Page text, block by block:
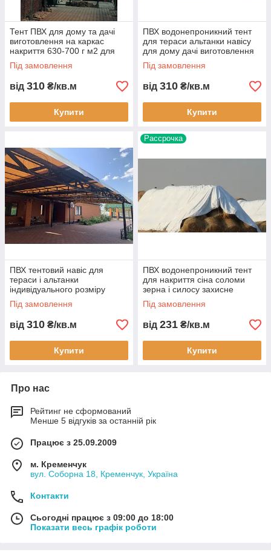
Тент ПВХ для дому та дачі
виготовлення на каркас
накриття 630-700 г м2 для
тераси альтанки металевого
та деревяного каркаса
Під замовлення
від 310 ₴/кв.м
Купити
ПВХ водонепроникний тент
для тераси альтанки навісу
для дому дачі виготовлення
тентів для кафе ресторану
Під замовлення
від 310 ₴/кв.м
Купити
ПВХ тентовий навіс для
тераси і альтанки
індивідуального розміру
захист від сонця і дощу для
дому та дачі терасний тент
Під замовлення
від 310 ₴/кв.м
Купити
Рассрочка
ПВХ водонепроникний тент
для накриття сіна соломи
зерна і силосу захисне
укриття для зберігання в
сільському господарстві
Під замовлення
від 231 ₴/кв.м
Купити
Про нас
Рейтинг не сформований
Менше 5 відгуків за останній рік
Працює з 25.09.2009
м. Кременчук
вул. Соборна 18, Кременчук, Україна
Контакти
Сьогодні працює з 09:00 до 18:00
Показати весь графік роботи